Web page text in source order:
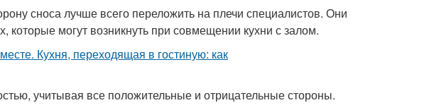
сноса лучше всего переложить на плечи специалистов. Они
которые могут возникнуть при совмещении кухни с залом.
учитывая все положительные и отрицательные стороны.